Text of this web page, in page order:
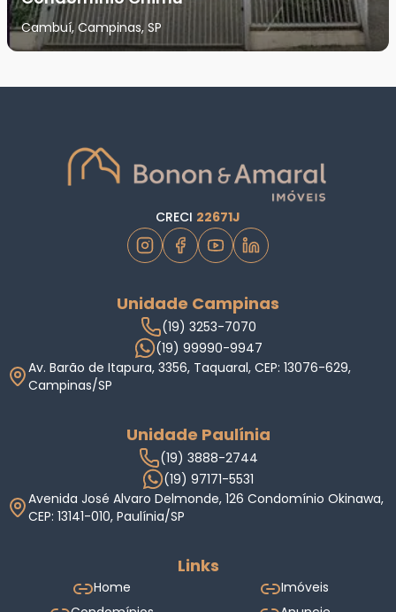
Cambuí, Campinas, SP
CRECI 22671J
Unidade Campinas
(19) 3253-7070
(19) 99990-9947
Av. Barão de Itapura, 3356, Taquaral, CEP: 13076-629,
Campinas/SP
Unidade Paulínia
(19) 3888-2744
(19) 97171-5531
Avenida José Alvaro Delmonde, 126 Condomínio Okinawa,
CEP: 13141-010, Paulínia/SP
Links
Home
Imóveis